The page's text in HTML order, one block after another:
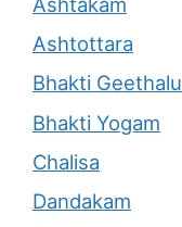
Ashtottara
Bhakti Geethalu
Bhakti Yogam
Chalisa
Dandakam